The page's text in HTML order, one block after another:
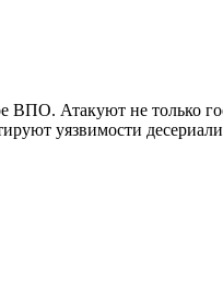
Атакуют не только
уязвимости